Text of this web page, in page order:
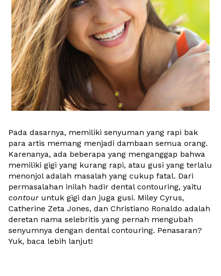
Pada dasarnya, memiliki senyuman yang rapi bak
para artis memang menjadi dambaan semua orang.
Karenanya, ada beberapa yang menganggap bahwa
memiliki gigi yang kurang rapi, atau gusi yang terlalu
menonjol adalah masalah yang cukup fatal. Dari
contour untuk gigi dan juga gusi. Miley Cyrus,
Catherine Zeta Jones, dan Christiano Ronaldo adalah
deretan nama selebritis yang pernah mengubah
senyumnya dengan dental contouring. Penasaran?
Yuk, baca lebih lanjut!